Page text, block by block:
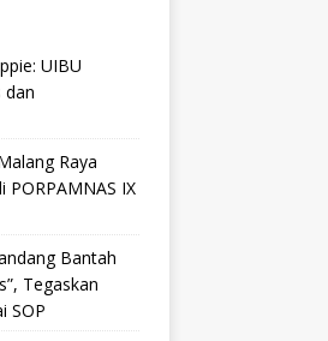
UIBU
dan
Raya
PORPAMNAS IX
Bantah
Tegaskan
SOP